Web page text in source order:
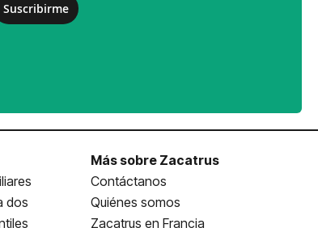
Suscribirme
dos
Más sobre Zacatrus
Contáctanos
Quiénes somos
Zacatrus en Francia